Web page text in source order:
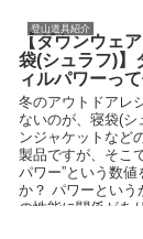
登山道具紹介
【ダウンウェ
袋(シュラフ)】
ィルパワーっ
冬のアウトドアレ
ないのが、寝袋(シ
ンジャケットなど
製品ですが、そこ
パワー”という数値
か？ パワーという
の性能に関係があ